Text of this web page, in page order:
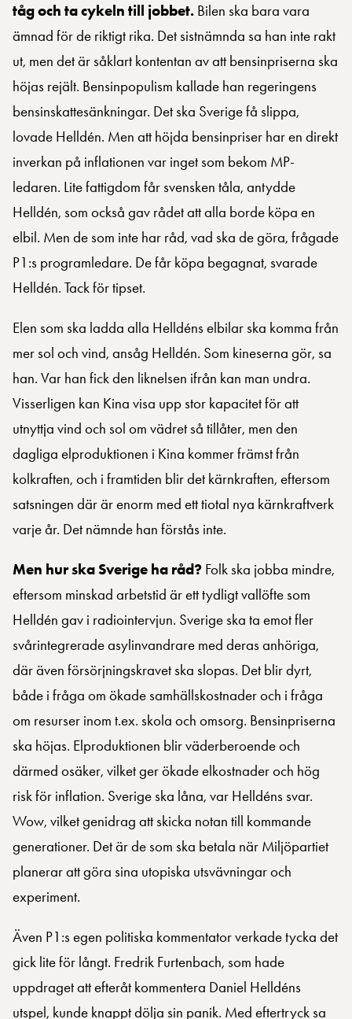
tåg och ta cykeln till jobbet. Bilen ska bara vara
ämnad för de riktigt rika. Det sistnämnda sa han inte rakt
ut, men det är såklart kontentan av att bensinpriserna ska
höjas rejält. Bensinpopulism kallade han regeringens
bensinskattesänkningar. Det ska Sverige få slippa,
lovade Helldén. Men att höjda bensinpriser har en direkt
inverkan på inflationen var inget som bekom MP-
ledaren. Lite fattigdom får svensken tåla, antydde
Helldén, som också gav rådet att alla borde köpa en
elbil. Men de som inte har råd, vad ska de göra, frågade
P1:s programledare. De får köpa begagnat, svarade
Helldén. Tack för tipset.
Elen som ska ladda alla Helldéns elbilar ska komma från
mer sol och vind, ansåg Helldén. Som kineserna gör, sa
han. Var han fick den liknelsen ifrån kan man undra.
Visserligen kan Kina visa upp stor kapacitet för att
utnyttja vind och sol om vädret så tillåter, men den
dagliga elproduktionen i Kina kommer främst från
kolkraften, och i framtiden blir det kärnkraften, eftersom
satsningen där är enorm med ett tiotal nya kärnkraftverk
varje år. Det nämnde han förstås inte.
Men hur ska Sverige ha råd? Folk ska jobba mindre,
eftersom minskad arbetstid är ett tydligt vallöfte som
Helldén gav i radiointervjun. Sverige ska ta emot fler
svårintegrerade asylinvandrare med deras anhöriga,
där även försörjningskravet ska slopas. Det blir dyrt,
både i fråga om ökade samhällskostnader och i fråga
om resurser inom t.ex. skola och omsorg. Bensinpriserna
ska höjas. Elproduktionen blir väderberoende och
därmed osäker, vilket ger ökade elkostnader och hög
risk för inflation. Sverige ska låna, var Helldéns svar.
Wow, vilket genidrag att skicka notan till kommande
generationer. Det är de som ska betala när Miljöpartiet
planerar att göra sina utopiska utsvävningar och
experiment.
Även P1:s egen politiska kommentator verkade tycka det
gick lite för långt. Fredrik Furtenbach, som hade
uppdraget att efteråt kommentera Daniel Helldéns
utspel, kunde knappt dölja sin panik. Med eftertryck sa